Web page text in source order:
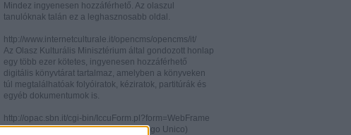
Mindez ingyenesen hozzáférhető. Az olaszul
tanulóknak talán ez a leghasznosabb oldal.
http://www.internetculturale.it/opencms/opencms/it/
Az Olasz Kulturális Minisztérium által gondozott honlap
egy több ezer kötetes, ingyenesen hozzáférhető
digitális könyvtárat tartalmaz, amelyben a könyveken
túl megtalálhatóak folyóiratok, kéziratok, partitúrák és
egyéb dokumentumok is.
http://opac.sbn.it/cgi-bin/IccuForm.pl?form=WebFrame
Az ICCU (Istituto Centrale per il Catalogo Unico)